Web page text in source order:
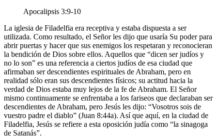
Apocalipsis 3:9-10
La iglesia de Filadelfia era receptiva y estaba dispuesta a ser
utilizada. Como resultado, el Señor les dijo que usaría Su poder para
abrir puertas y hacer que sus enemigos los respetaran y reconocieran
la bendición de Dios sobre ellos. Aquellos que
dicen ser judíos y
no lo son
es una referencia a ciertos judíos de esa ciudad que
afirmaban ser descendientes espirituales de Abraham, pero en
realidad sólo eran sus descendientes físicos; su actitud hacia la
verdad de Dios estaba muy lejos de la fe de Abraham. El Señor
mismo continuamente se enfrentaba a los fariseos que declaraban ser
descendientes de Abraham, pero Jesús les dijo:
Vosotros sois de
vuestro padre el diablo
(Juan 8:44a). Así que aquí, en la ciudad de
Filadelfia, Jesús se refiere a esta oposición judía como
la sinagoga
de Satanás .